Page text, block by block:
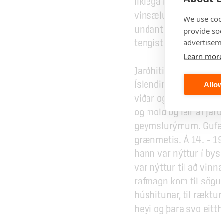
We use
provide
Learn
vinsælustu
undantekningin á
tengist flóknu
Jarðhiti og heitt vatn
Íslendingar nýtt
viðar og beina til
og mold og leir af
geymslurýmum.
grænmetis. Á 14. –
hann var nýttur í
var nýttur til að
rafmagn kom til
húshitunar, til
heyi og þara svo